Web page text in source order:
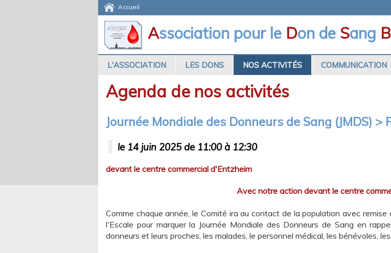
Accueil
Association pour le Don de Sang B
L'ASSOCIATION LES DONS NOS ACTIVITÉS COMMUNICATION
Agenda de nos activités
Journée Mondiale des Donneurs de Sang (JMDS)
le 14 juin 2025 de 11:00 à 12:30
devant le centre commercial d'Entzheim
Avec notre action devant le centre
Comme chaque année, le Comité ira au contact de la population avec
l'Escale pour marquer la Journée Mondiale des Donneurs de Sang en
donneurs et leurs proches, les malades, le personnel médical, les bénévoles,